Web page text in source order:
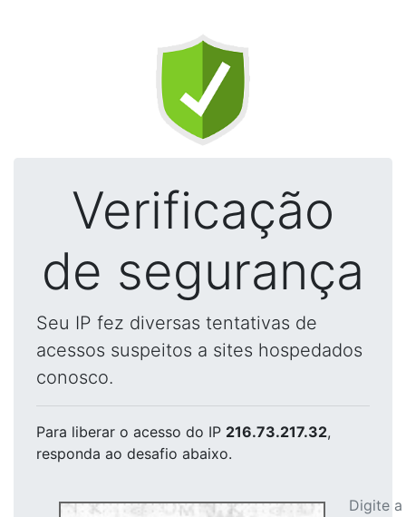
Verificação
de segurança
Seu IP fez diversas tentativas de
acessos suspeitos a sites hospedados
conosco.
Para liberar o acesso do IP 216.73.217.32,
responda ao desafio abaixo.
Digite